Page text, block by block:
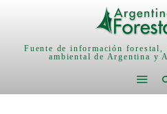
Fuente de información
ambiental de Argentina y